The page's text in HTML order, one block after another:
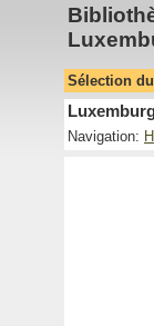
Sélection
Navigation: